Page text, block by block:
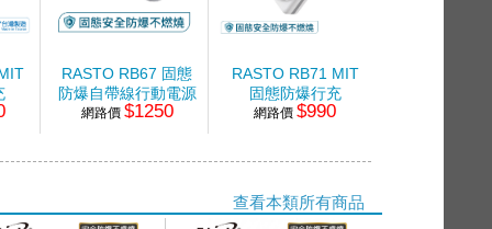
RASTO RB67 固態
防爆自帶線行動電源
9900mAh
網路價 $1250
RASTO RB71 MIT
固態防爆行充
5000mAh-白灰
網路價$990
查看本類所有商品